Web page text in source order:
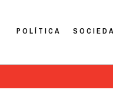
POLÍTICA